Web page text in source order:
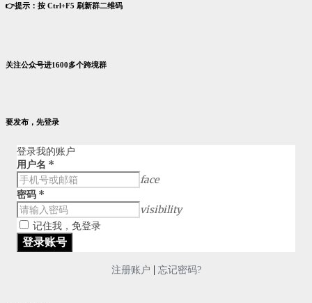
👉提示：按 Ctrl+F5 刷新群二维码
关注公众号进1600多个跨境群
要发布，先登录
登录我的账户
用户名 *
face
密码 *
visibility
记住我，免登录
注册账户 | 忘记密码?